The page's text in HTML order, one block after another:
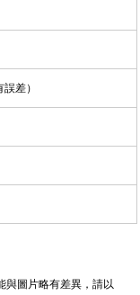
差）
與圖片略有差異，請以